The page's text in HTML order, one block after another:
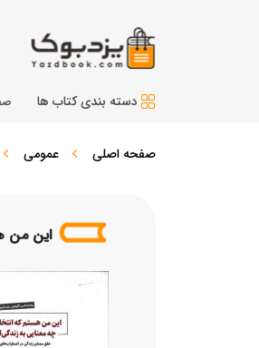
دسته بندی کتاب ها
صفحه اصلی عمومی
این من